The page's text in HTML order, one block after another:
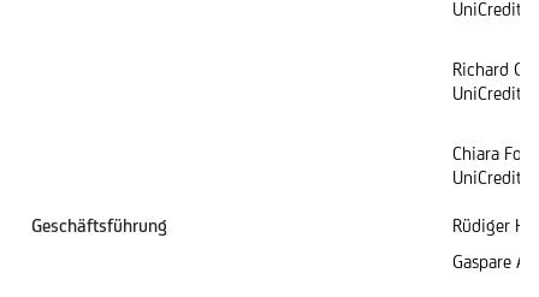
UniCredit
Richard
UniCredit
Chiara
UniCredit
Geschäftsführung
Rüdiger
Gaspare